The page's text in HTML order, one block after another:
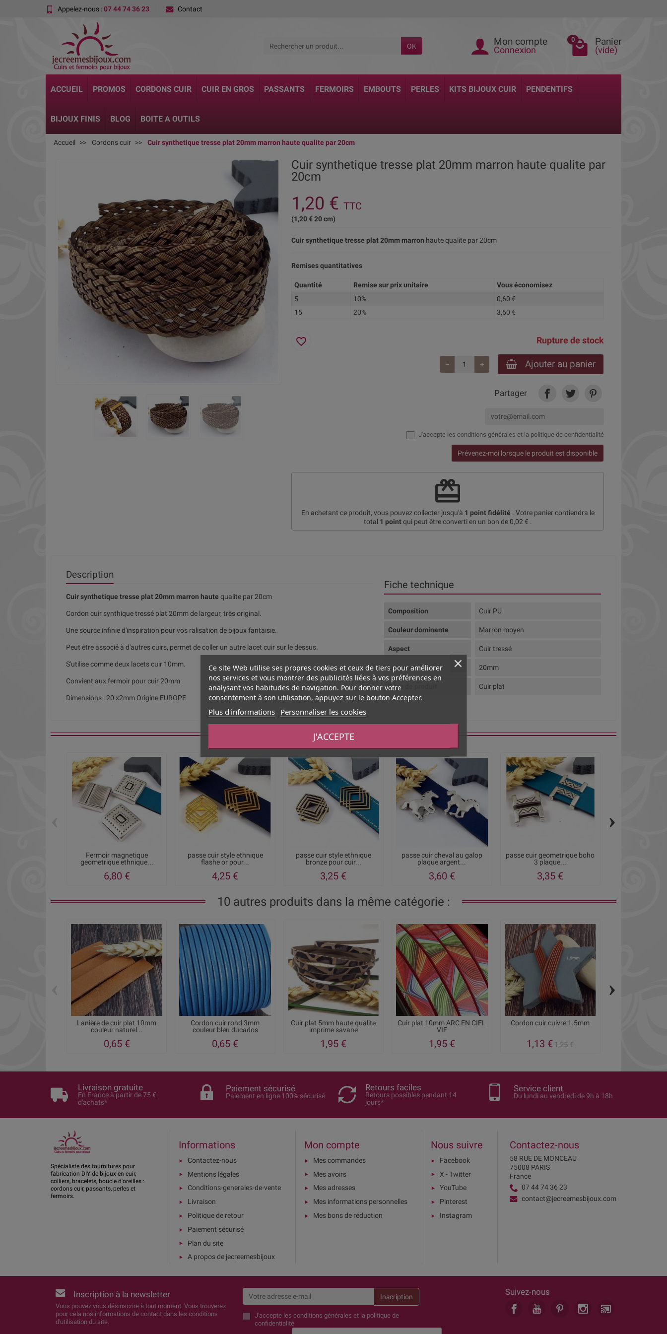
Appelez-nous :07 44 74 36 23 Contact
OK Mon compte
Connexion
0 Panier
(vide)
ACCUEIL PROMOS CORDONS CUIR CUIR EN GROS PASSANTS FERMOIRS EMBOUTS PERLES KITS BIJOUX CUIR PENDENTIFS
BIJOUX FINIS BLOG BOITE A OUTILS
Accueil Cordons cuir Cuir synthetique tresse plat 20mm marron haute qualite par 20cm
Cuir synthetique tresse plat 20mm marron haute qualite par
20cm
1,20 € TTC
(1,20 € 20 cm)
Cuir synthetique tresse plat 20mm marron haute qualite par 20cm
Remises quantitatives
Quantité Remise sur prix unitaire
Vous économisez
5
10%
0,60 €
15
20% 3,60 €
Rupture de stock
Ajouter au panier
favorite_border
Partager
J'accepte les conditions générales et la politique de confidentialité
Prévenez-moi lorsque le produit est disponible
redeem
En achetant ce produit, vous pouvez collecter jusqu'à 1 point fidélité . Votre panier contiendra le
total 1 pointqui peut être converti en un bon de 0,02 € .
Description
Cuir synthetique tresse plat 20mm marron haute qualite par 20cm
Cordon cuir synthique tressé plat 20mm de largeur, très original.
Une source infinie d'inspiration pour vos ralisation de bijoux fantaisie.
Peut être associé à d'autres cuirs, permet de coller un autre lacet cuir sur le dessus.
S'utilise comme deux lacets cuir 10mm.
Convient aux fermoir pour cuir 20mm
Dimensions : 20 x2mm Origine EUROPE
Fiche technique
Composition Cuir PU
Couleur dominante Marron moyen
Aspect Cuir tressé
Largeur 20mm
Type de produit Cuir plat
Vous aimerez aussi
Fermoir magnetique
geometrique ethnique...
6,80 €
passe cuir style ethnique
flashe or pour...
4,25 €
passe cuir style ethnique
bronze pour cuir...
3,25 €
passe cuir cheval au galop
plaque argent...
3,60 €
passe cuir geometrique boho
3 plaque...
3,35 €
›
10 autres produits dans la même catégorie :
Lanière de cuir plat 10mm
couleur naturel...
0,65 €
Cordon cuir rond 3mm
couleur bleu ducados
0,65 €
Cuir plat 5mm haute qualite
imprime savane
1,95 €
Cuir plat 10mm ARC EN CIEL
VIF
1,95 €
Cordon cuir cuivre 1.5mm
1,13 €1,25 €
›
Livraison gratuite
En France à partir de 75 €
d'achats*
Paiement sécurisé
Paiement en ligne 100% sécurisé
Retours faciles
Retours possibles pendant 14
jours*
Service client
Du lundi au vendredi de 9h à 18h
Spécialiste des fournitures pour
fabrication DIY de bijoux en cuir,
colliers, bracelets, boucle d'oreilles :
cordons cuir, passants, perles et
fermoirs.
Informations
Contactez-nous
Mentions légales
Conditions-generales-de-vente
Livraison
Politique de retour
Paiement sécurisé
Plan du site
A propos de jecreemesbijoux
Mon compte
Mes commandes
Mes avoirs
Mes adresses
Mes informations personnelles
Mes bons de réduction
Nous suivre
Facebook
X - Twitter
YouTube
Pinterest
Instagram
Contactez-nous
58 RUE DE MONCEAU
75008 PARIS
France
07 44 74 36 23
contact@jecreemesbijoux.com
Ce site Web utilise ses propres cookies et ceux de tiers pour améliorer
nos services et vous montrer des publicités liées à vos préférences en
analysant vos habitudes de navigation. Pour donner votre
consentement à son utilisation, appuyez sur le bouton Accepter.
Plus d'informations Personnaliser les cookies
J'ACCEPTE
Inscription à la newsletter
Vous pouvez vous désinscrire à tout moment. Vous trouverez
pour cela nos informations de contact dans les conditions
d'utilisation du site.
J'accepte les conditions générales et la politique de
confidentialité
Suivez-nous